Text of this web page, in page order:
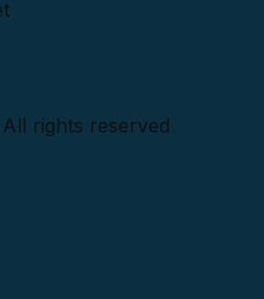
rights reserved